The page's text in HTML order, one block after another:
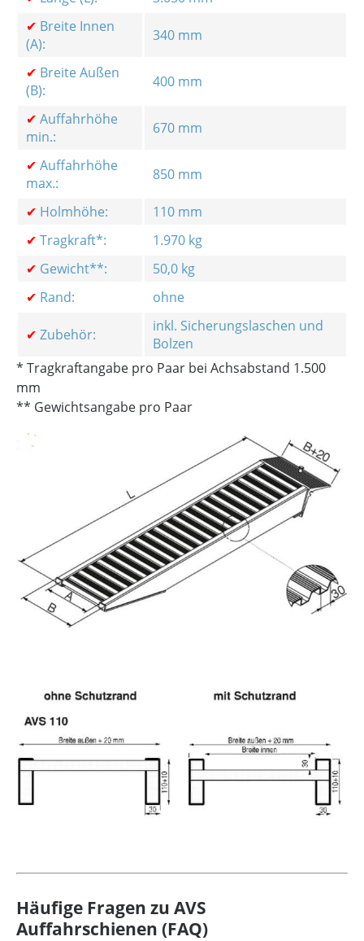
✔ Breite Innen
(A):
340 mm
✔ Breite Außen
(B):
400 mm
✔ Auffahrhöhe
min.:
670 mm
✔ Auffahrhöhe
max.:
850 mm
✔ Holmhöhe:
110 mm
✔ Tragkraft*:
1.970 kg
✔ Gewicht**:
50,0 kg
✔ Rand: ohne
✔ Zubehör:
inkl. Sicherungslaschen und
Bolzen
* Tragkraftangabe pro Paar bei Achsabstand 1.500
mm
** Gewichtsangabe pro Paar
Häufige Fragen zu AVS
Auffahrschienen (FAQ)